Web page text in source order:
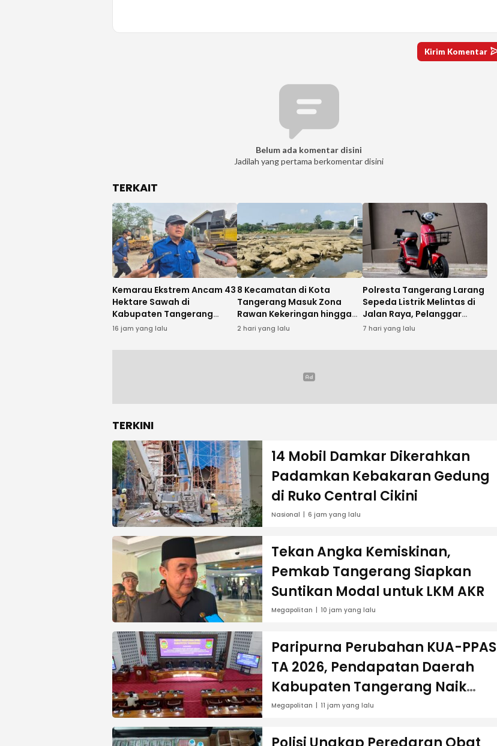
Belum ada komentar disini
Jadilah yang pertama berkomentar disini
TERKAIT
Kemarau Ekstrem Ancam 43
Hektare Sawah di
Kabupaten Tangerang
Gagal Panen
16 jam yang lalu
8 Kecamatan di Kota
Tangerang Masuk Zona
Rawan Kekeringan hingga
September 2026
2 hari yang lalu
Polresta Tangerang Larang
Sepeda Listrik Melintas di
Jalan Raya, Pelanggar
Bakal Ditertibkan
7 hari yang lalu
TERKINI
14 Mobil Damkar Dikerahkan
Padamkan Kebakaran Gedung
di Ruko Central Cikini
Nasional 6 jam yang lalu
Tekan Angka Kemiskinan,
Pemkab Tangerang Siapkan
Suntikan Modal untuk LKM AKR
Megapolitan 10 jam yang lalu
Paripurna Perubahan KUA-PPAS
TA 2026, Pendapatan Daerah
Kabupaten Tangerang Naik
Rp8,76 Triliun
Megapolitan 11 jam yang lalu